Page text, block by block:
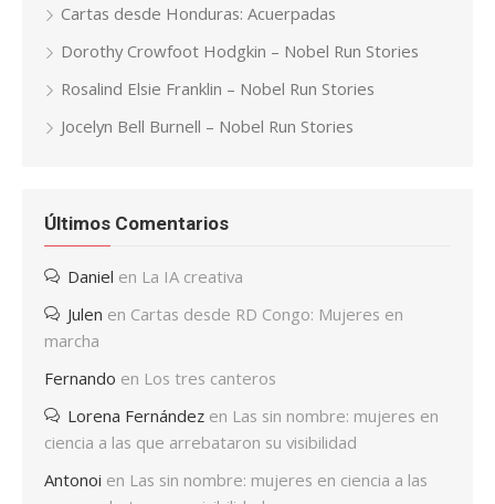
Cartas desde Honduras: Acuerpadas
Dorothy Crowfoot Hodgkin – Nobel Run Stories
Rosalind Elsie Franklin – Nobel Run Stories
Jocelyn Bell Burnell – Nobel Run Stories
Últimos Comentarios
Daniel en La IA creativa
Julen en Cartas desde RD Congo: Mujeres en
marcha
Fernando en Los tres canteros
Lorena Fernández en Las sin nombre: mujeres en
ciencia a las que arrebataron su visibilidad
Antonoi en Las sin nombre: mujeres en ciencia a las